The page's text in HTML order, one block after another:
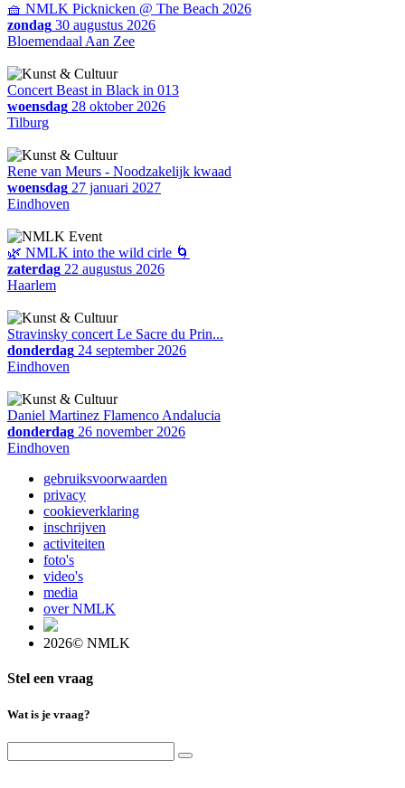
🧺 NMLK Picknicken @ The Beach 2026
zondag 30 augustus 2026
Bloemendaal Aan Zee
Concert Beast in Black in 013
woensdag 28 oktober 2026
Tilburg
Rene van Meurs - Noodzakelijk kwaad
woensdag 27 januari 2027
Eindhoven
🌿 NMLK into the wild cirle 🌀
zaterdag 22 augustus 2026
Haarlem
Stravinsky concert Le Sacre du Prin...
donderdag 24 september 2026
Eindhoven
Daniel Martinez Flamenco Andalucia
donderdag 26 november 2026
Eindhoven
gebruiksvoorwaarden
privacy
cookieverklaring
inschrijven
activiteiten
foto's
video's
media
over NMLK
2026© NMLK
Stel een vraag
Wat is je vraag?